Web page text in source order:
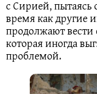
с Сирией, пытаясь
время как другие
продолжают
которая иногда
проблемой.